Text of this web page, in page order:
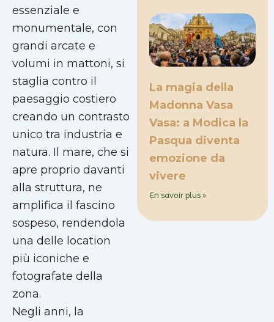
essenziale e
monumentale, con
grandi arcate e
volumi in mattoni, si
staglia contro il
paesaggio costiero
creando un contrasto
unico tra industria e
natura. Il mare, che si
apre proprio davanti
alla struttura, ne
amplifica il fascino
sospeso, rendendola
una delle location
più iconiche e
fotografate della
zona.
Negli anni, la
La magia della
Madonna Vasa
Vasa: a Modica la
Pasqua diventa
emozione da
vivere
En savoir plus »